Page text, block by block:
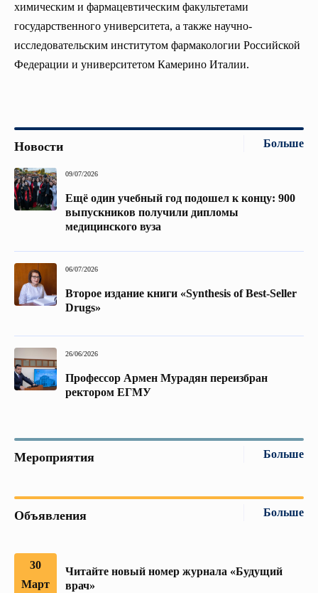
химическим и фармацевтическим факультетами
государственного университета, а также научно-
исследовательским институтом фармакологии Российской
Федерации и университетом Камерино Италии.
Новости Больше
09/07/2026
Ещё один учебный год подошел к концу: 900
выпускников получили дипломы
медицинского вуза
06/07/2026
Второе издание книги «Synthesis of Best-Seller
Drugs»
26/06/2026
Профессор Армен Мурадян переизбран
ректором ЕГМУ
Мероприятия Больше
Объявления Больше
30
Март
Читайте новый номер журнала «Будущий
врач»